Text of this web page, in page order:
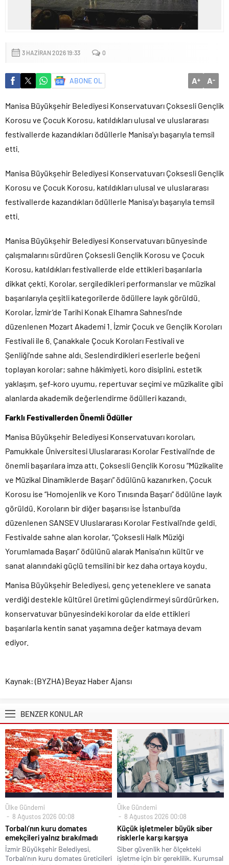
Küçük işletmeler büyük siber risklerle karşı karşıya
3 HAZIRAN 2026 19:33 0
ABONE OL A+ A-
Manisa Büyükşehir Belediyesi Konservatuvarı Çoksesli Gençlik
Korosu ve Çocuk Korosu, katıldıkları ulusal ve uluslararası
festivallerde kazandıkları ödüllerle Manisa’yı başarıyla temsil
etti.
Manisa Büyükşehir Belediyesi Konservatuvarı Çoksesli Gençlik
Korosu ve Çocuk Korosu, katıldıkları ulusal ve uluslararası
festivallerde kazandıkları ödüllerle Manisa’yı başarıyla temsil
etti.
Manisa Büyükşehir Belediyesi Konservatuvarı bünyesinde
çalışmalarını sürdüren Çoksesli Gençlik Korosu ve Çocuk
Korosu, katıldıkları festivallerde elde ettikleri başarılarla
dikkat çekti. Korolar, sergiledikleri performanslar ve müzikal
başarılarıyla çeşitli kategorilerde ödüllere layık görüldü.
Korolar, İzmir’de Tarihi Konak Elhamra Sahnesi’nde
düzenlenen Mozart Akademi 1. İzmir Çocuk ve Gençlik Koroları
Festivali ile 6. Çanakkale Çocuk Koroları Festivali ve
Şenliği’nde sahne aldı. Seslendirdikleri eserlerle beğeni
toplayan korolar; sahne hâkimiyeti, koro disiplini, estetik
yaklaşım, şef-koro uyumu, repertuvar seçimi ve müzikalite gibi
alanlarda akademik değerlendirme ödülleri kazandı.
Farklı Festivallerden Önemli Ödüller
Manisa Büyükşehir Belediyesi Konservatuvarı koroları,
Pamukkale Üniversitesi Uluslararası Korolar Festivali’nde de
önemli başarılara imza attı. Çoksesli Gençlik Korosu “Müzikalite
ve Müzikal Dinamiklerde Başarı” ödülünü kazanırken, Çocuk
Korosu ise “Homojenlik ve Koro Tınısında Başarı” ödülüne layık
görüldü. Koroların bir diğer başarısı ise İstanbul’da
düzenlenen SANSEV Uluslararası Korolar Festivali’nde geldi.
Festivalde sahne alan korolar, “Çoksesli Halk Müziği
Yorumlamada Başarı” ödülünü alarak Manisa’nın kültür ve
sanat alanındaki güçlü temsilini bir kez daha ortaya koydu.
Manisa Büyükşehir Belediyesi, genç yeteneklere ve sanata
verdiği destekle kültürel üretimi güçlendirmeyi sürdürürken,
konservatuvar bünyesindeki korolar da elde ettikleri
başarılarla kentin sanat yaşamına değer katmaya devam
ediyor.
Kaynak: (BYZHA) Beyaz Haber Ajansı
BENZER KONULAR
Ülke Gündemi
8 Ağustos 2026 00:08
Torbalı’nın kuru domates
emekçileri yalnız bırakılmadı
İzmir Büyükşehir Belediyesi,
Torbalı’nın kuru domates üreticileri
Ülke Gündemi
8 Ağustos 2026 00:08
Küçük işletmeler büyük siber
risklerle karşı karşıya
Siber güvenlik her ölçekteki
işletme için bir gereklilik. Kurumsal